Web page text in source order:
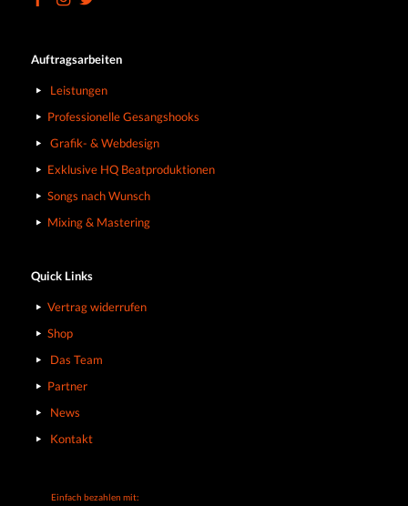
Auftragsarbeiten
Leistungen
Professionelle Gesangshooks
Grafik- & Webdesign
Exklusive HQ Beatproduktionen
Songs nach Wunsch
Mixing & Mastering
Quick Links
Vertrag widerrufen
Shop
Das Team
Partner
News
Kontakt
Einfach bezahlen mit: